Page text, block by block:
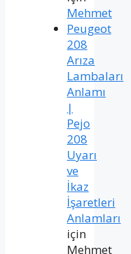
Mehmet
Peugeot
208
Arıza
Lambaları
Anlamı
|
Pejo
208
Uyarı
ve
İkaz
İşaretleri
Anlamları
için
Mehmet